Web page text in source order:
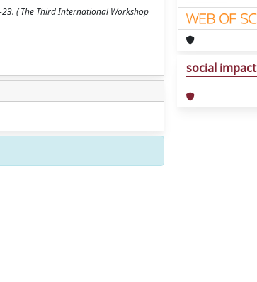
( The Third International Workshop
social impact